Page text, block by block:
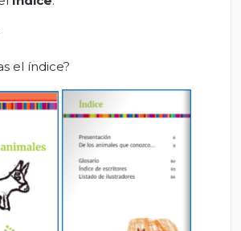
el índice?